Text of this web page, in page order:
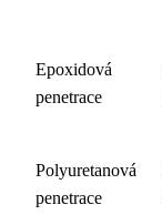
Epoxidová
penetrace
Polyuretanová
penetrace